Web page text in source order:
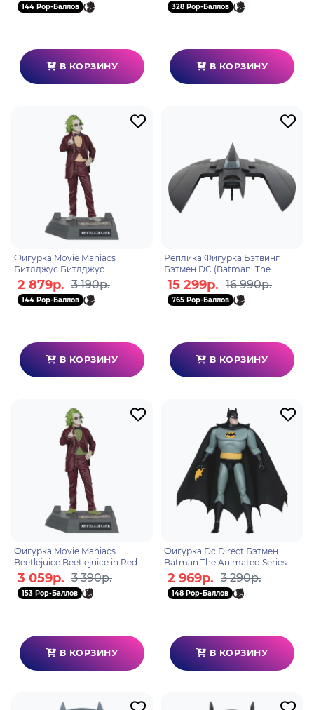
144 Pop-Баллов
В КОРЗИНУ
328 Pop-Баллов
В КОРЗИНУ
Фигурка Movie Maniacs
Битлджус Битлджус
Beetlejuice 2 15см 140729
2 879р. 3 190р.
144 Pop-Баллов
В КОРЗИНУ
Реплика Фигурка Бэтвинг
Бэтмен DC (Batman: The
Animated Series) Batwing 94см
173666
15 299р. 16 990р.
765 Pop-Баллов
В КОРЗИНУ
Фигурка Movie Maniacs
Beetlejuice Beetlejuice in Red
Suite (Chase) 15см 140736
3 059р. 3 390р.
153 Pop-Баллов
В КОРЗИНУ
Фигурка Dc Direct Бэтмен
Batman The Animated Series
Build-A 15см
2 969р. 3 290р.
148 Pop-Баллов
В КОРЗИНУ